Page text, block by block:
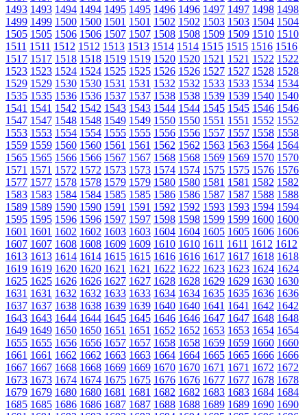
1493 1493 1494 1494 1495 1495 1496 1496 1497 1497 1498 1498
1499 1499 1500 1500 1501 1501 1502 1502 1503 1503 1504 1504
1505 1505 1506 1506 1507 1507 1508 1508 1509 1509 1510 1510
1511 1511 1512 1512 1513 1513 1514 1514 1515 1515 1516 1516
1517 1517 1518 1518 1519 1519 1520 1520 1521 1521 1522 1522
1523 1523 1524 1524 1525 1525 1526 1526 1527 1527 1528 1528
1529 1529 1530 1530 1531 1531 1532 1532 1533 1533 1534 1534
1535 1535 1536 1536 1537 1537 1538 1538 1539 1539 1540 1540
1541 1541 1542 1542 1543 1543 1544 1544 1545 1545 1546 1546
1547 1547 1548 1548 1549 1549 1550 1550 1551 1551 1552 1552
1553 1553 1554 1554 1555 1555 1556 1556 1557 1557 1558 1558
1559 1559 1560 1560 1561 1561 1562 1562 1563 1563 1564 1564
1565 1565 1566 1566 1567 1567 1568 1568 1569 1569 1570 1570
1571 1571 1572 1572 1573 1573 1574 1574 1575 1575 1576 1576
1577 1577 1578 1578 1579 1579 1580 1580 1581 1581 1582 1582
1583 1583 1584 1584 1585 1585 1586 1586 1587 1587 1588 1588
1589 1589 1590 1590 1591 1591 1592 1592 1593 1593 1594 1594
1595 1595 1596 1596 1597 1597 1598 1598 1599 1599 1600 1600
1601 1601 1602 1602 1603 1603 1604 1604 1605 1605 1606 1606
1607 1607 1608 1608 1609 1609 1610 1610 1611 1611 1612 1612
1613 1613 1614 1614 1615 1615 1616 1616 1617 1617 1618 1618
1619 1619 1620 1620 1621 1621 1622 1622 1623 1623 1624 1624
1625 1625 1626 1626 1627 1627 1628 1628 1629 1629 1630 1630
1631 1631 1632 1632 1633 1633 1634 1634 1635 1635 1636 1636
1637 1637 1638 1638 1639 1639 1640 1640 1641 1641 1642 1642
1643 1643 1644 1644 1645 1645 1646 1646 1647 1647 1648 1648
1649 1649 1650 1650 1651 1651 1652 1652 1653 1653 1654 1654
1655 1655 1656 1656 1657 1657 1658 1658 1659 1659 1660 1660
1661 1661 1662 1662 1663 1663 1664 1664 1665 1665 1666 1666
1667 1667 1668 1668 1669 1669 1670 1670 1671 1671 1672 1672
1673 1673 1674 1674 1675 1675 1676 1676 1677 1677 1678 1678
1679 1679 1680 1680 1681 1681 1682 1682 1683 1683 1684 1684
1685 1685 1686 1686 1687 1687 1688 1688 1689 1689 1690 1690